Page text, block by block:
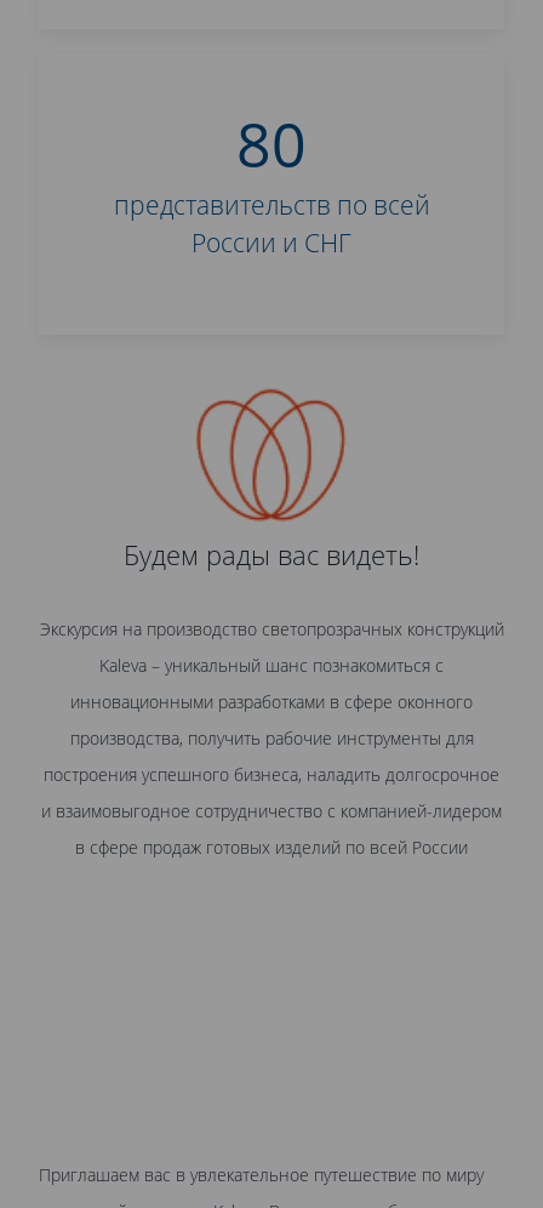
80
представительств по всей
России и СНГ
Будем рады вас видеть!
Экскурсия на производство светопрозрачных конструкций
Kaleva – уникальный шанс познакомиться с
инновационными разработками в сфере оконного
производства, получить рабочие инструменты для
построения успешного бизнеса, наладить долгосрочное
и взаимовыгодное сотрудничество с компанией-лидером
в сфере продаж готовых изделий по всей России
Приглашаем вас в увлекательное путешествие по миру